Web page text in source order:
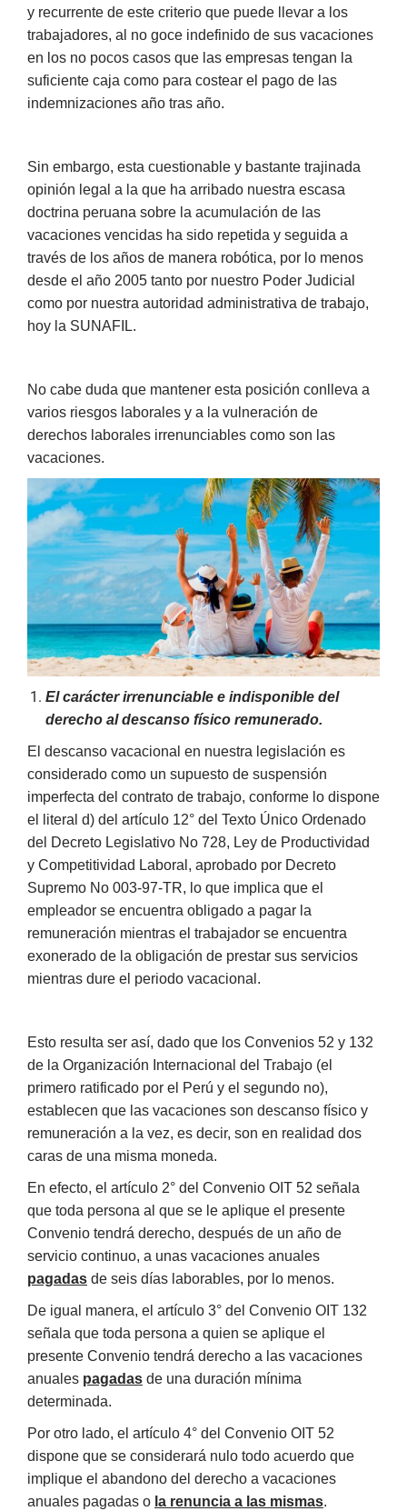
y recurrente de este criterio que puede llevar a los
trabajadores, al no goce indefinido de sus vacaciones
en los no pocos casos que las empresas tengan la
suficiente caja como para costear el pago de las
indemnizaciones año tras año.
Sin embargo, esta cuestionable y bastante trajinada
opinión legal a la que ha arribado nuestra escasa
doctrina peruana sobre la acumulación de las
vacaciones vencidas ha sido repetida y seguida a
través de los años de manera robótica, por lo menos
desde el año 2005 tanto por nuestro Poder Judicial
como por nuestra autoridad administrativa de trabajo,
hoy la SUNAFIL.
No cabe duda que mantener esta posición conlleva a
varios riesgos laborales y a la vulneración de
derechos laborales irrenunciables como son las
vacaciones.
El carácter irrenunciable e indisponible del
derecho al descanso físico remunerado.
El descanso vacacional en nuestra legislación es
considerado como un supuesto de suspensión
imperfecta del contrato de trabajo, conforme lo dispone
el literal d) del artículo 12° del Texto Único Ordenado
del Decreto Legislativo No 728, Ley de Productividad
y Competitividad Laboral, aprobado por Decreto
Supremo No 003-97-TR, lo que implica que el
empleador se encuentra obligado a pagar la
remuneración mientras el trabajador se encuentra
exonerado de la obligación de prestar sus servicios
mientras dure el periodo vacacional.
Esto resulta ser así, dado que los Convenios 52 y 132
de la Organización Internacional del Trabajo (el
primero ratificado por el Perú y el segundo no),
establecen que las vacaciones son descanso físico y
remuneración a la vez, es decir, son en realidad dos
caras de una misma moneda.
En efecto, el artículo 2° del Convenio OIT 52 señala
que toda persona al que se le aplique el presente
Convenio tendrá derecho, después de un año de
servicio continuo, a unas vacaciones anuales
pagadas de seis días laborables, por lo menos.
De igual manera, el artículo 3° del Convenio OIT 132
señala que toda persona a quien se aplique el
presente Convenio tendrá derecho a las vacaciones
anuales pagadas de una duración mínima
determinada.
Por otro lado, el artículo 4° del Convenio OIT 52
dispone que se considerará nulo todo acuerdo que
implique el abandono del derecho a vacaciones
anuales pagadas o la renuncia a las mismas.